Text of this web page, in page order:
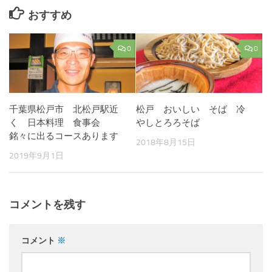
おすすめ
0
千葉県松戸市 北松戸駅近
く 日本料理 食事会
銘々に出るコースあります
2019年9月1日
0
松戸 おいしい そば 冷
やしとろろそば
2018年8月15日
コメントを残す
コメント ※